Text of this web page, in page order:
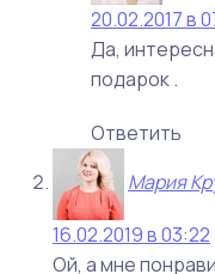
20.02.2017 в
Да,
подарок .
Ответить
Мария
16.02.2019 в 03:22
Ой, а мне